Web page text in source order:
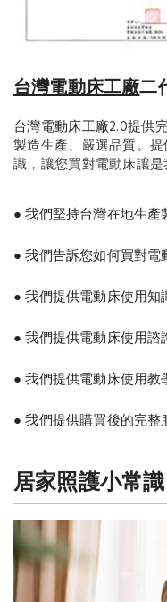
台灣電動床工廠二
台灣電動床工廠2.0提供
製造生產、嚴選品質。
識，讓您買對電動床讓是
● 我們堅持台灣在地生產
● 我們告訴您如何買對電
● 我們提供電動床使用知
● 我們提供電動床使用諮
● 我們提供電動床使用教
● 我們提供購買後的完整
居家照護小常識